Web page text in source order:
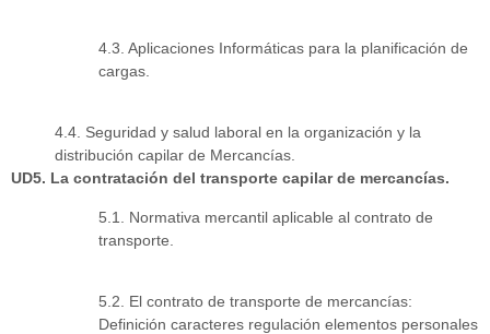
4.3. Aplicaciones Informáticas para la planificación de
cargas.
4.4. Seguridad y salud laboral en la organización y la
distribución capilar de Mercancías.
UD5. La contratación del transporte capilar de mercancías.
5.1. Normativa mercantil aplicable al contrato de
transporte.
5.2. El contrato de transporte de mercancías:
Definición caracteres regulación elementos personales